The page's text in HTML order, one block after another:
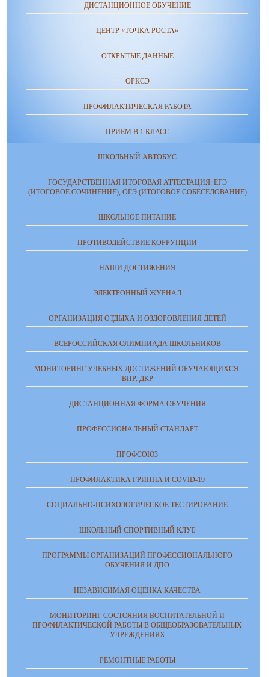
ДИСТАНЦИОННОЕ ОБУЧЕНИЕ
ЦЕНТР «ТОЧКА РОСТА»
ОТКРЫТЫЕ ДАННЫЕ
ОРКСЭ
ПРОФИЛАКТИЧЕСКАЯ РАБОТА
ПРИЕМ В 1 КЛАСС
ШКОЛЬНЫЙ АВТОБУС
ГОСУДАРСТВЕННАЯ ИТОГОВАЯ АТТЕСТАЦИЯ: ЕГЭ
(ИТОГОВОЕ СОЧИНЕНИЕ), ОГЭ (ИТОГОВОЕ СОБЕСЕДОВАНИЕ)
ШКОЛЬНОЕ ПИТАНИЕ
ПРОТИВОДЕЙСТВИЕ КОРРУПЦИИ
НАШИ ДОСТИЖЕНИЯ
ЭЛЕКТРОННЫЙ ЖУРНАЛ
ОРГАНИЗАЦИЯ ОТДЫХА И ОЗДОРОВЛЕНИЯ ДЕТЕЙ
ВСЕРОССИЙСКАЯ ОЛИМПИАДА ШКОЛЬНИКОВ
МОНИТОРИНГ УЧЕБНЫХ ДОСТИЖЕНИЙ ОБУЧАЮЩИХСЯ.
ВПР. ДКР
ДИСТАНЦИОННАЯ ФОРМА ОБУЧЕНИЯ
ПРОФЕССИОНАЛЬНЫЙ СТАНДАРТ
ПРОФСОЮЗ
ПРОФИЛАКТИКА ГРИППА И COVID-19
СОЦИАЛЬНО-ПСИХОЛОГИЧЕСКОЕ ТЕСТИРОВАНИЕ
ШКОЛЬНЫЙ СПОРТИВНЫЙ КЛУБ
ПРОГРАММЫ ОРГАНИЗАЦИЙ ПРОФЕССИОНАЛЬНОГО
ОБУЧЕНИЯ И ДПО
НЕЗАВИСИМАЯ ОЦЕНКА КАЧЕСТВА
МОНИТОРИНГ СОСТОЯНИЯ ВОСПИТАТЕЛЬНОЙ И
ПРОФИЛАКТИЧЕСКОЙ РАБОТЫ В ОБЩЕОБРАЗОВАТЕЛЬНЫХ
УЧРЕЖДЕНИЯХ
РЕМОНТНЫЕ РАБОТЫ